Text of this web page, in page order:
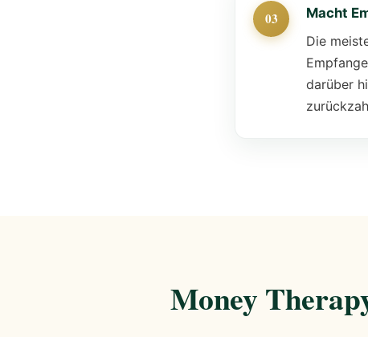
Macht
Die
darüber
Money